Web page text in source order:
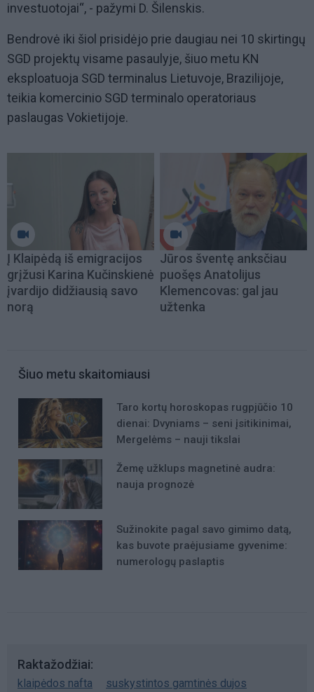
investuotojai“, - pažymi D. Šilenskis.
Bendrovė iki šiol prisidėjo prie daugiau nei 10 skirtingų
SGD projektų visame pasaulyje, šiuo metu KN
eksploatuoja SGD terminalus Lietuvoje, Brazilijoje,
teikia komercinio SGD terminalo operatoriaus
paslaugas Vokietijoje.
Į Klaipėdą iš emigracijos
grįžusi Karina Kučinskienė
įvardijo didžiausią savo
norą
Jūros šventę anksčiau
puošęs Anatolijus
Klemencovas: gal jau
užtenka
Šiuo metu skaitomiausi
Taro kortų horoskopas rugpjūčio 10
dienai: Dvyniams – seni įsitikinimai,
Mergelėms – nauji tikslai
Žemę užklups magnetinė audra:
nauja prognozė
Sužinokite pagal savo gimimo datą,
kas buvote praėjusiame gyvenime:
numerologų paslaptis
Raktažodžiai
klaipėdos nafta
suskystintos gamtinės dujos